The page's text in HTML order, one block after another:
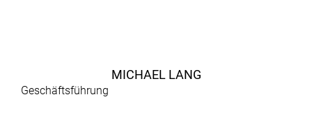
MICHAEL LANG
Geschäftsführung